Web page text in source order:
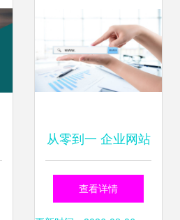
从零到一 企业网站
建设的完整指南与
查看详情